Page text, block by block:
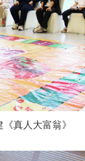
真人大富翁》